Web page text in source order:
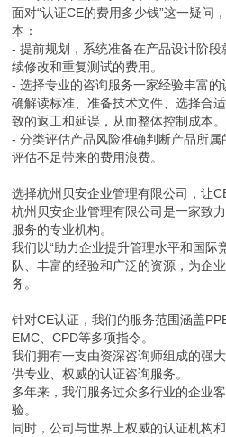
面对“认证CE的费用多少钱”这一疑问
本：
- 提前规划，系统准备在产品设计阶
续修改和重复测试的费用。
- 选择专业的咨询服务一家经验丰富
确解读标准、准备技术文件、选择合
致的返工和延误，从而整体控制成本。
- 分类评估产品风险准确判断产品所
评估不足带来的费用浪费。
选择杭州贝安企业管理有限公司，让
杭州贝安企业管理有限公司是一家致
服务的专业机构。
我们以“助力企业提升管理水平和国际
队、丰富的经验和广泛的资源，为企
务。
针对CE认证，我们的服务范围涵盖
EMC、CPD等多项指令。
我们拥有一支由资深咨询师组成的强
供专业、权威的认证咨询服务。
多年来，我们服务过众多行业的企业
验。
同时，公司与世界上权威的认证机构